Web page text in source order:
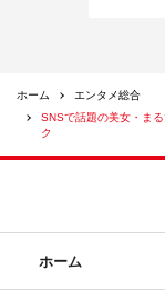
ホーム
エンタメ総合
SNSで話題の美女・ま
ク
ホーム